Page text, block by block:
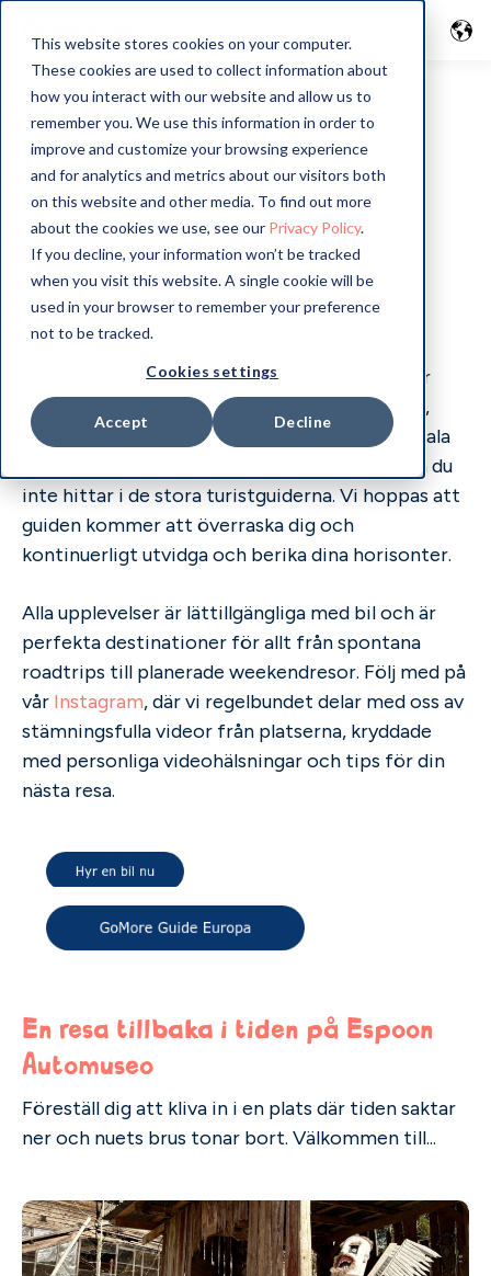
This website stores cookies on your computer.
These cookies are used to collect information about
how you interact with our website and allow us to
remember you. We use this information in order to
improve and customize your browsing experience
and for analytics and metrics about our visitors both
on this website and other media. To find out more
about the cookies we use, see our Privacy Policy.
If you decline, your information won’t be tracked
when you visit this website. A single cookie will be
used in your browser to remember your preference
not to be tracked.
Cookies settings
Accept Decline
GoMore guide i
Finland
Välkommen till din lokala GoMore-guide
rekommendationer för körvänliga upplevelser
runt om i Finland. Med tiden har vi samlat små,
lokala pärlor i form av platser som drivs av lokala
entusiaster - ofta GoMore-medlemmar - som du
inte hittar i de stora turistguiderna. Vi hoppas att
guiden kommer att överraska dig och
kontinuerligt utvidga och berika dina horisonter.
Alla upplevelser är lättillgängliga med bil och är
perfekta destinationer för allt från spontana
roadtrips till planerade weekendresor. Följ med på
vår Instagram, där vi regelbundet delar med oss av
stämningsfulla videor från platserna, kryddade
med personliga videohälsningar och tips för din
nästa resa.
En resa tillbaka i tiden på Espoon
Automuseo
Föreställ dig att kliva in i en plats där tiden saktar
ner och nuets brus tonar bort. Välkommen till...